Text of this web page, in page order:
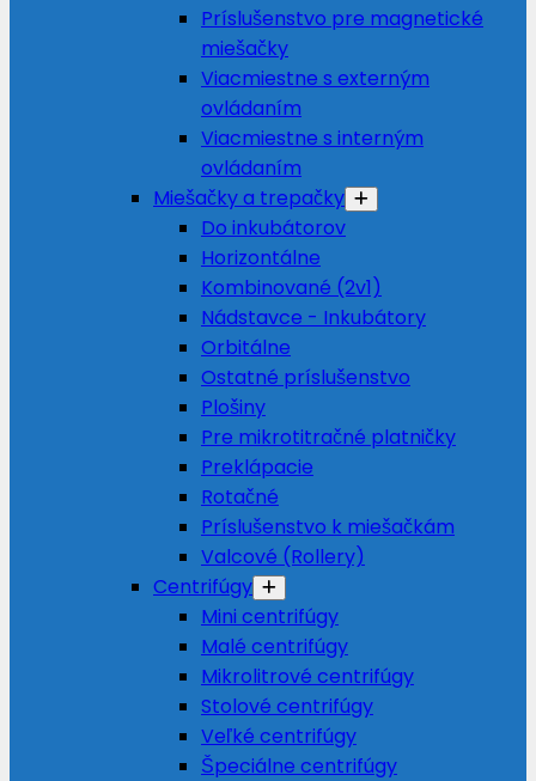
Príslušenstvo pre magnetické
miešačky
Viacmiestne s externým
ovládaním
Viacmiestne s interným
ovládaním
Miešačky a trepačky
Do inkubátorov
Horizontálne
Kombinované (2v1)
Nádstavce - Inkubátory
Orbitálne
Ostatné príslušenstvo
Plošiny
Pre mikrotitračné platničky
Preklápacie
Rotačné
Príslušenstvo k miešačkám
Valcové (Rollery)
Centrifúgy
Mini centrifúgy
Malé centrifúgy
Mikrolitrové centrifúgy
Stolové centrifúgy
Veľké centrifúgy
Špeciálne centrifúgy